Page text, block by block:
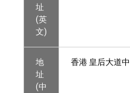
址
(英
文)
地
址
(中
香港 皇后大道